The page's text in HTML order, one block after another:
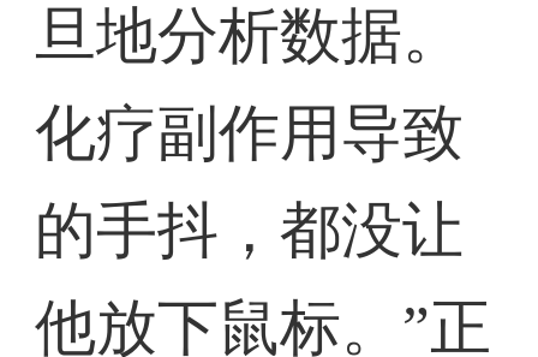
旦地分析数据。
化疗副作用导致
的手抖，都没让
他放下鼠标。”正